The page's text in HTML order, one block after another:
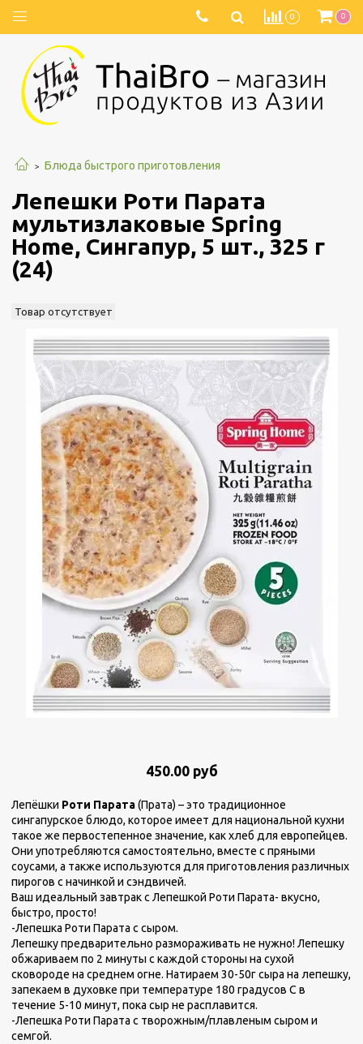
0 0
Блюда быстрого приготовления
Лепешки Роти Парата
мультизлаковые Spring
Home, Сингапур, 5 шт., 325 г
(24)
Товар отсутствует
450.00 руб
Лепёшки Роти Парата(Прата) – это традиционное
сингапурское блюдо, которое имеет для национальной кухни
такое же первостепенное значение, как хлеб для европейцев.
Они употребляются самостоятельно, вместе с пряными
соусами, а также используются для приготовления различных
пирогов с начинкой и сэндвичей.
Ваш идеальный завтрак с Лепешкой Роти Парата- вкусно,
быстро, просто!
-Лепешка Роти Парата с сыром.
Лепешку предварительно размораживать не нужно! Лепешку
обжариваем по 2 минуты с каждой стороны на сухой
сковороде на среднем огне. Натираем 30-50г сыра на лепешку,
запекаем в духовке при температуре 180 градусов С в
течение 5-10 минут, пока сыр не расплавится.
-Лепешка Роти Парата с творожным/плавленым сыром и
семгой.